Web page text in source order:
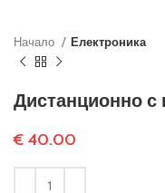
Начало Електроника
Дистанционно с
€ 40.00